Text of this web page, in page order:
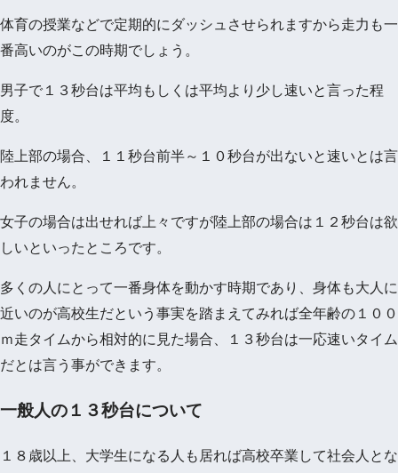
体育の授業などで定期的にダッシュさせられますから走力も一
番高いのがこの時期でしょう。
男子で１３秒台は平均もしくは平均より少し速いと言った程
度。
陸上部の場合、１１秒台前半～１０秒台が出ないと速いとは言
われません。
女子の場合は出せれば上々ですが陸上部の場合は１２秒台は欲
しいといったところです。
多くの人にとって一番身体を動かす時期であり、身体も大人に
近いのが高校生だという事実を踏まえてみれば全年齢の１００
ｍ走タイムから相対的に見た場合、１３秒台は一応速いタイム
だとは言う事ができます。
一般人の１３秒台について
１８歳以上、大学生になる人も居れば高校卒業して社会人とな